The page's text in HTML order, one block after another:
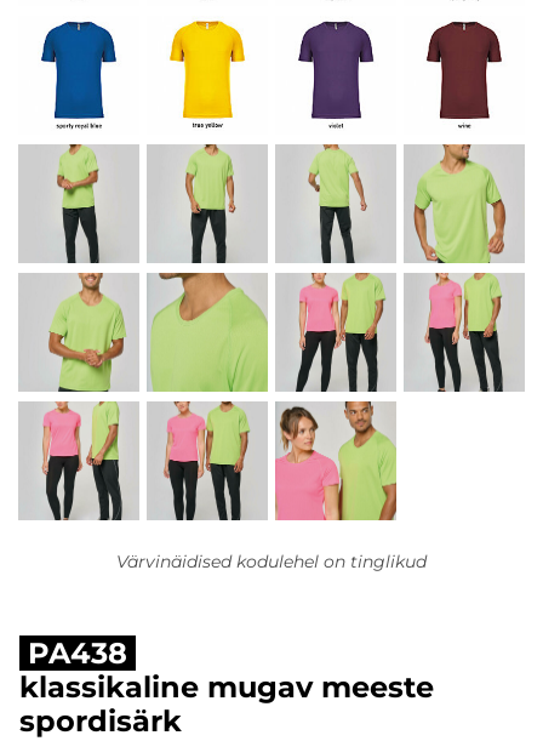
Värvinäidised kodulehel on tinglikud
PA438
klassikaline mugav meeste
spordisärk